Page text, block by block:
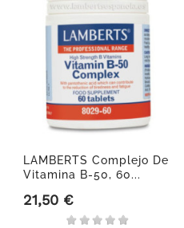
LAMBERTS Complejo De
Vitamina B-50, 60...
Precio
21,50 €